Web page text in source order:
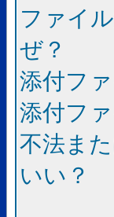
ファイ
ぜ？
添付フ
添付フ
不法ま
いい？